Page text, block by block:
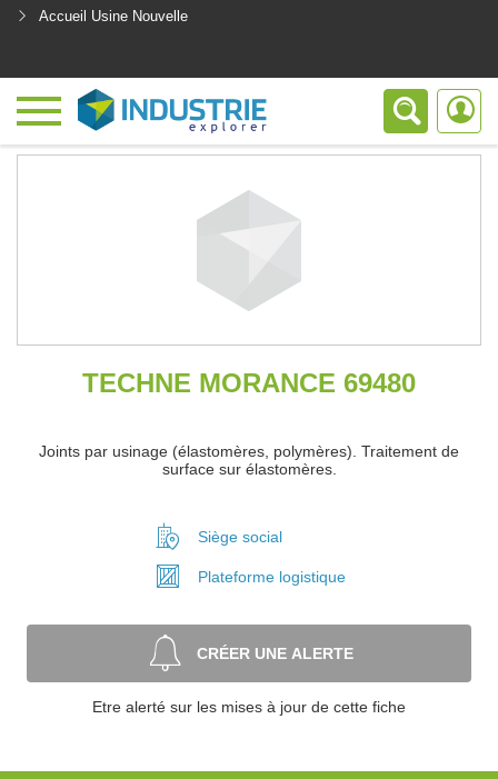
Accueil Usine Nouvelle
TECHNE MORANCE 69480
Joints par usinage (élastomères, polymères). Traitement de
surface sur élastomères.
Siège social
Plateforme logistique
CRÉER UNE ALERTE
Etre alerté sur les mises à jour de cette fiche